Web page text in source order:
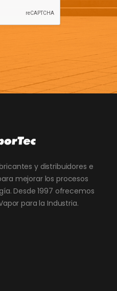
y distribuidores e
mejorar los procesos
Desde 1997 ofrecemos
para la Industria.